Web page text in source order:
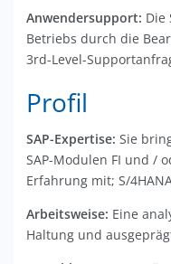
Anwendersupport: Die
Betriebs durch die
3rd-Level-
Profil
SAP-Expertise: Sie
SAP-Modulen FI und /
Erfahrung mit; S/
Arbeitsweise: Eine
Haltung und